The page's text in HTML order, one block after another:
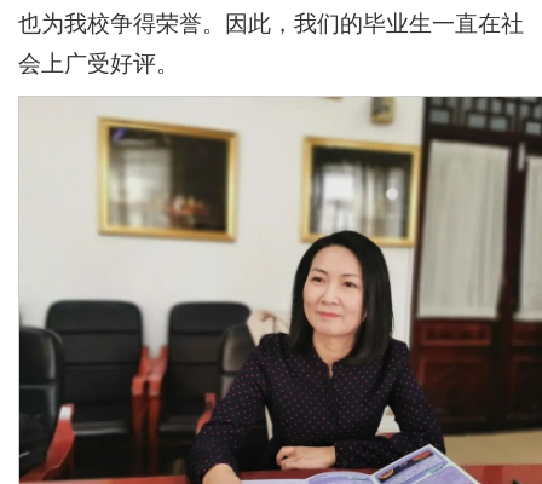
也为我校争得荣誉。因此，我们的毕业生一直在社
会上广受好评。